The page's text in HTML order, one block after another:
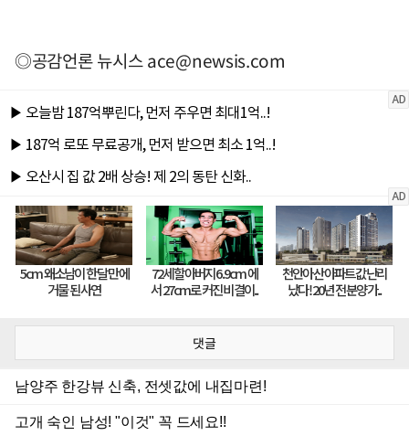
◎공감언론 뉴시스ace@newsis.com
댓글